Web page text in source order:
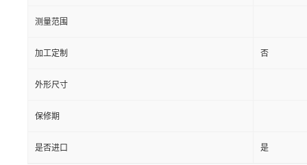
测量范围
加工定制 否
外形尺寸
保修期
是否进口 是